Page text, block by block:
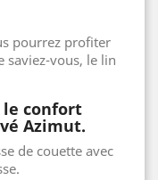
pourrez profiter
saviez-vous, le lin
le confort
Azimut.
de couette avec